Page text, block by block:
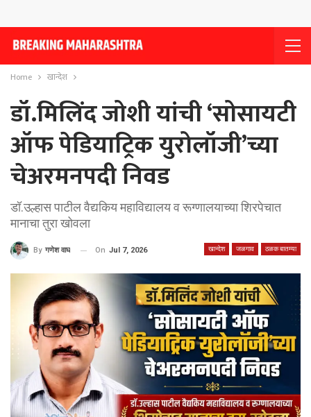
Home खान्देश
डॉ.मिलिंद जोशी यांची ‘सोसायटी
ऑफ पेडियाट्रिक युरोलॉजी’च्या
चेअरमनपदी निवड
डॉ.उल्हास पाटील वैद्यकिय महाविद्यालय व रूग्णालयाच्या शिरपेचात
मानाचा तुरा खोवला
खान्देश जळगाव ठळक बातम्या
By गणेश वाघ On Jul 7, 2026